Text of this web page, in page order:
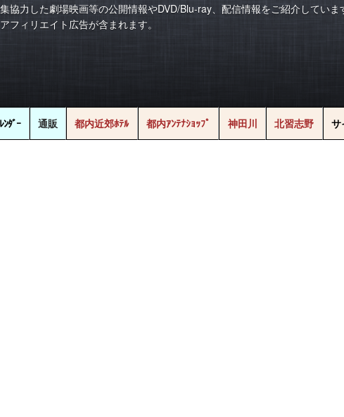
協力した劇場映画等の公開情報やDVD/Blu-ray、配信情報をご紹介していま
フィリエイト広告が含まれます。
ﾝﾀﾞｰ 通販 都内近郊ﾎﾃﾙ 都内ｱﾝﾃﾅｼｮｯﾌﾟ 神田川 北習志野 サ